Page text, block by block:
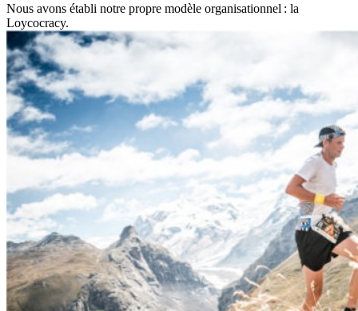
Nous avons établi notre propre modèle organisationnel : la
Loycocracy.